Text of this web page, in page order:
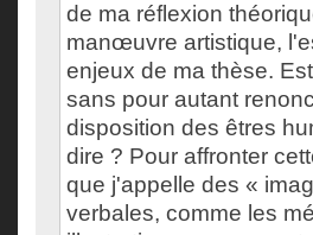
de ma réflexion
manœuvre artistique,
enjeux de ma thèse.
sans pour autant
disposition des êtres
dire ? Pour affronter
que j'appelle des «
verbales, comme les